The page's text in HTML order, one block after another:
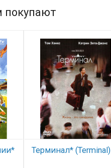
покупают
Терминал* (Terminal)